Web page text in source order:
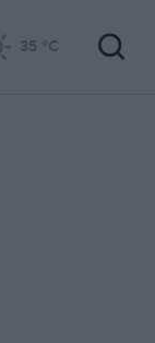
35 °C